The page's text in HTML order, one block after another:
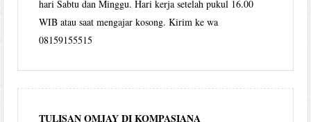
hari Sabtu dan Minggu. Hari kerja setelah pukul 16.00
WIB atau saat mengajar kosong. Kirim ke wa
08159155515
TULISAN OMJAY DI KOMPASIANA